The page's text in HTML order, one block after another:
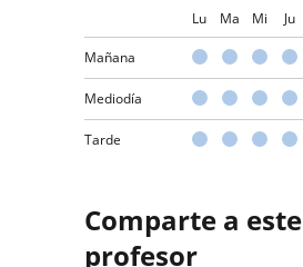
Lu Ma Mi Ju
Mañana
Mediodía
Tarde
Comparte a este
profesor